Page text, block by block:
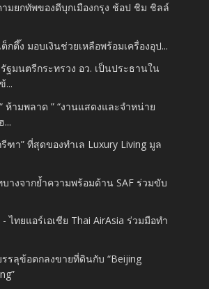
มยกทัพของดีบุกเมืองกรุง ช้อป ชิม ชิลล์
กตึ๊ง มอบเงินช่วยเหลือพร้อมเครื่องอุป...
รัฐมนตรีกระทรวง อว. เป็นประธานใน
...
ห้ามพลาด ” “งานแสดงและจำหน่าย
รีฑา” ที่สุดของทำเล Luxury Living มูล
างจากย้ำความพร้อมด้าน SAF ร่วมขับ
ไทยแอร์เอเชีย Thai AirAsia ร่วมมือทำ
รรลุข้อตกลงขายที่ดินกับ “Beijing